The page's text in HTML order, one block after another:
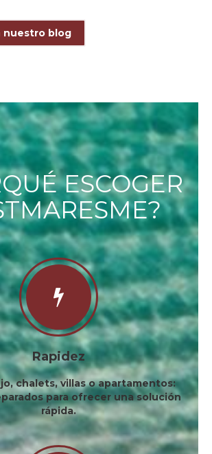
nuestro blog
ESCOGER
Rapidez
chalets, villas o apartamentos:
para ofrecer una solución
rápida.